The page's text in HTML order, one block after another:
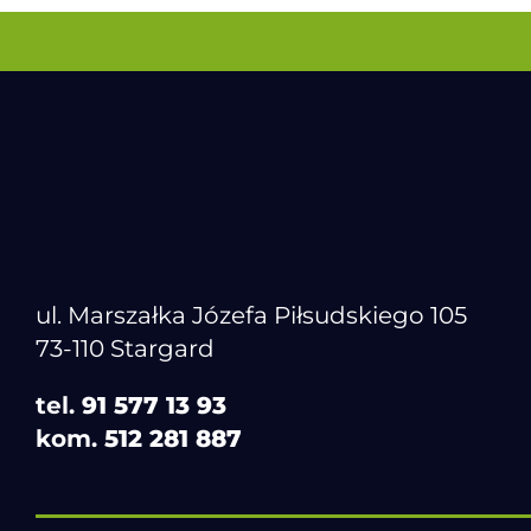
ul. Marszałka Józefa Piłsudskiego 105
73-110 Stargard
tel. 91 577 13 93
kom. 512 281 887